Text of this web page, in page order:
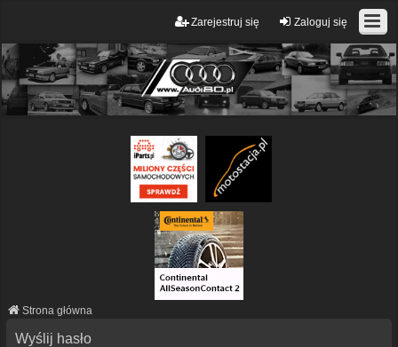
Zaloguj się
Zarejestruj się
Strona główna
Wyślij hasło